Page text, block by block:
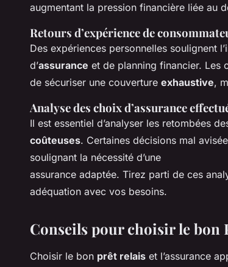
augmentant la pression financière liée au
Retours d’expérience de
Des expériences personnelles soulignent
d’assurance et de planning financier. Les
de sécuriser une couverture exhaustive,
Analyse des choix d’assurance
Il est essentiel d’analyser les retombées
coûteuses. Certaines décisions mal
soulignant la nécessité d’une
assurance adaptée. Tirez parti de ces
adéquation avec vos besoins.
Conseils pour choisir le bon
Choisir le bon prêt relais et l’assurance